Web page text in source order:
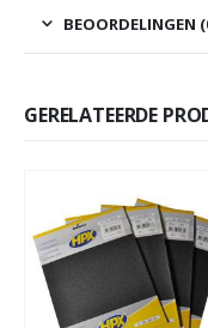
BEOORDELINGEN
GERELATEERDE